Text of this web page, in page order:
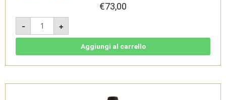
€73,00
-
Brunello
Montalcino
DOCG
Altesino
+
Aggiungi al carrello